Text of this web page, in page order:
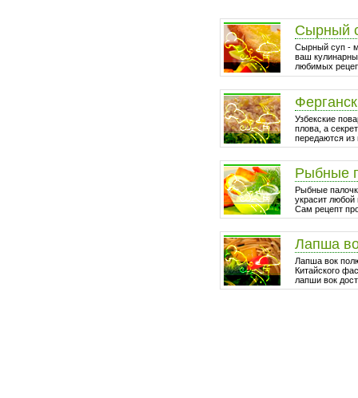
Сырный
Сырный суп -
ваш
любимых
Узбекские
плова, а
передаются из
Рыбные
Рыбные
украсит любой
Сам рецепт
Лапша
Лапша вок
Китайского
лапши вок